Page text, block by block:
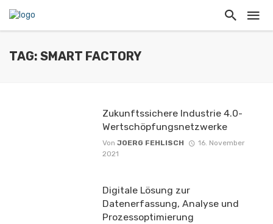
TAG: SMART FACTORY
Zukunftssichere Industrie 4.0-
Wertschöpfungsnetzwerke
Von JOERG FEHLISCH
16. November
2021
Digitale Lösung zur
Datenerfassung, Analyse und
Prozessoptimierung